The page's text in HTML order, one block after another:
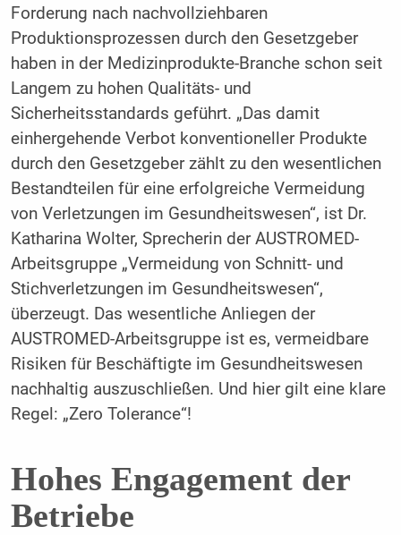
Forderung nach nachvollziehbaren
Produktionsprozessen durch den Gesetzgeber
haben in der Medizinprodukte-Branche schon seit
Langem zu hohen Qualitäts- und
Sicherheitsstandards geführt. „Das damit
einhergehende Verbot konventioneller Produkte
durch den Gesetzgeber zählt zu den wesentlichen
Bestandteilen für eine erfolgreiche Vermeidung
von Verletzungen im Gesundheitswesen“, ist Dr.
Katharina Wolter, Sprecherin der AUSTROMED-
Arbeitsgruppe „Vermeidung von Schnitt- und
Stichverletzungen im ­Gesundheitswesen“,
überzeugt. Das wesentliche Anliegen der
AUSTROMED-Arbeitsgruppe ist es, vermeidbare
Risiken für Beschäftigte im Gesundheitswesen
nachhaltig auszuschließen. Und hier gilt eine klare
Regel: „Zero Tolerance“!
Hohes Engagement der
Betriebe